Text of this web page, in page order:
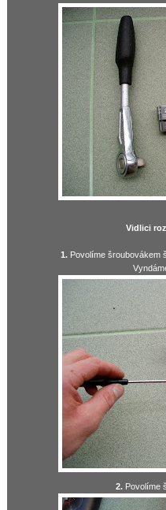
Vidlici
1. Povolíme šroubovákem
2. Povolíme